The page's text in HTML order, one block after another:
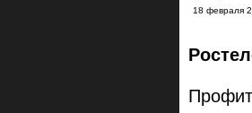
18 февраля